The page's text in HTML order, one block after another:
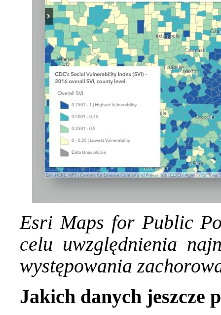
Esri Maps for Public
celu uwzględnienia
występowania
Jakich danych jeszcze